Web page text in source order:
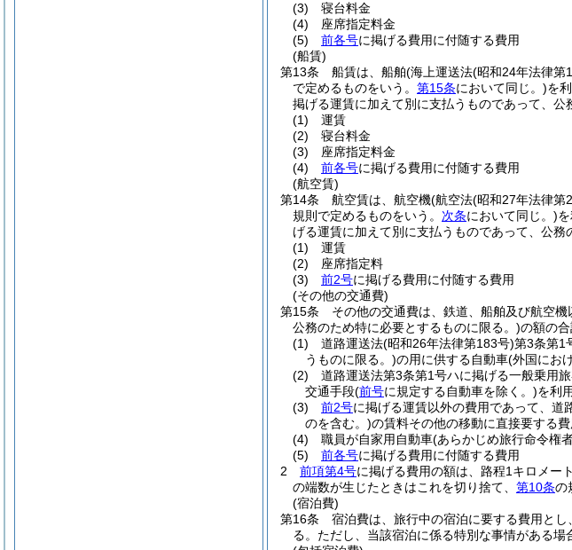
(3)
寝台料金
(4)
座席指定料金
(5)
前各号に掲げる費用に付随する費用
(船賃)
第13条
船賃は、船舶(海上運送法(昭和24年法律第
で定めるものをいう。 第15条において同じ。)を
掲げる運賃に加えて別に支払うものであって、
(1)
運賃
(2)
寝台料金
(3)
座席指定料金
(4)
前各号に掲げる費用に付随する費用
(航空賃)
第14条
航空賃は、航空機(航空法(昭和27年法律第
規則で定めるものをいう。 次条において同じ。)
げる運賃に加えて別に支払うものであって、公
(1)
運賃
(2)
座席指定料
(3)
前2号に掲げる費用に付随する費用
(その他の交通費)
第15条
その他の交通費は、鉄道、船舶及び航空
公務のため特に必要とするものに限る。)の額の合
(1)
道路運送法(昭和26年法律第183号)第3条第1
うものに限る。)の用に供する自動車(外国にお
(2)
道路運送法第3条第1号ハに掲げる一般乗用
交通手段(前号に規定する自動車を除く。)を利
(3)
前2号に掲げる運賃以外の費用であって、
のを含む。)の賃料その他の移動に直接要する費
(4)
職員が自家用自動車(あらかじめ旅行命令権
(5)
前各号に掲げる費用に付随する費用
2
前項第4号に掲げる費用の額は、路程1キロメー
の端数が生じたときはこれを切り捨て、 第10条の
(宿泊費)
第16条
宿泊費は、旅行中の宿泊に要する費用と
る。 ただし、当該宿泊に係る特別な事情がある場